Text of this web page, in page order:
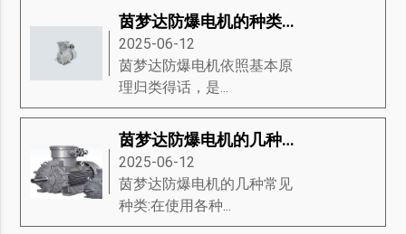
茵梦达防爆电机的种类有哪些？茵梦达防爆电机的维修方式有哪些？
2025-06-12
茵梦达防爆电机​依照基本原
理归类得话，是...
茵梦达防爆电机的几种常见种类
2025-06-12
茵梦达防爆电机的几种常见
种类:在使用各种...